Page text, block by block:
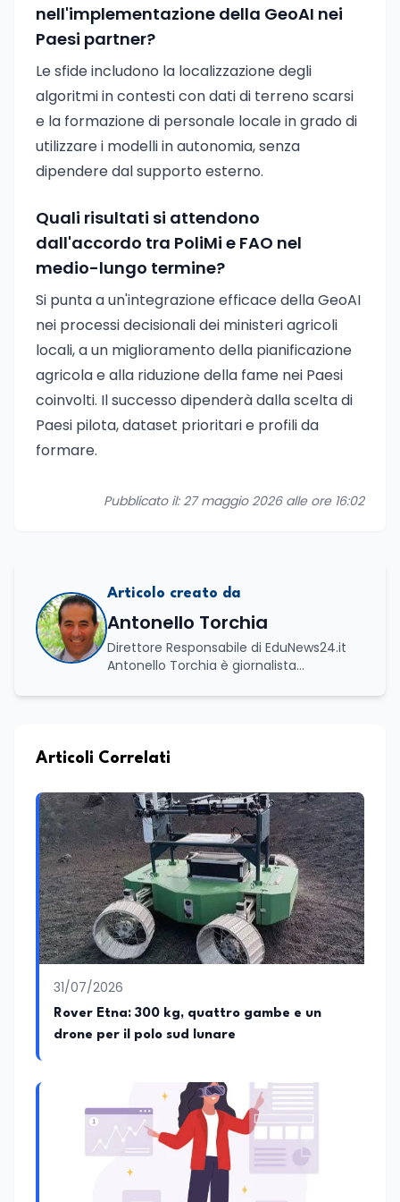
nell'implementazione della GeoAI nei
Paesi partner?
Le sfide includono la localizzazione degli
algoritmi in contesti con dati di terreno scarsi
e la formazione di personale locale in grado di
utilizzare i modelli in autonomia, senza
dipendere dal supporto esterno.
Quali risultati si attendono
dall'accordo tra PoliMi e FAO nel
medio-lungo termine?
Si punta a un'integrazione efficace della GeoAI
nei processi decisionali dei ministeri agricoli
locali, a un miglioramento della pianificazione
agricola e alla riduzione della fame nei Paesi
coinvolti. Il successo dipenderà dalla scelta di
Paesi pilota, dataset prioritari e profili da
formare.
Pubblicato il: 27 maggio 2026 alle ore 16:02
Articolo creato da
Antonello Torchia
Direttore Responsabile di EduNews24.it
Antonello Torchia è giornalista
con un percorso formativo e
economico, geopolitico, comunicativo e
accademica multidisciplinare: ha
conseguito la Laurea in Economia e
Commercio (quadriennale, Vecchio
Ordinamento), la Laurea Magistrale in
Relazioni Internazionali (LM-52) con la
votazione di 110/110 e lode, e la Laurea
Magistrale in Scienze Geografiche (LM-
80). Un trittico di competenze che gli
consente di leggere i fenomeni
contemporanei con una prospettiva che
abbraccia le dinamiche economiche, le
relazioni tra Stati e le dimensioni spaziali
e territoriali della società. Nel corso della
sua carriera ha maturato una
significativa esperienza nella
testate della carta stampata. Questa
esperienza sul campo gli ha conferito
una padronanza trasversale dei linguaggi
mediatici, dalla televisione al digitale.
Attualmente ricopre il ruolo di Direttore
Responsabile di EduNews24.it, testata
Articoli Correlati
31/07/2026
Rover Etna: 300 kg, quattro gambe e un
drone per il polo sud lunare